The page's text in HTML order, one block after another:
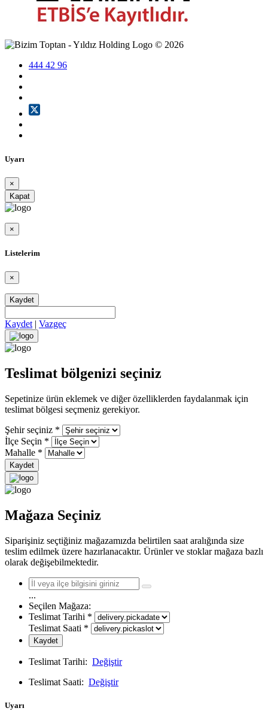
© 2026
444 42 96
Uyarı
×
Kapat
×
Listelerim
×
Kaydet
Kaydet | Vazgeç
Teslimat bölgenizi seçiniz
Sepetinize ürün eklemek ve diğer özelliklerden faydalanmak için
teslimat bölgesi seçmeniz gerekiyor.
Şehir seçiniz *
İlçe Seçin *
Mahalle *
Kaydet
Mağaza Seçiniz
Siparişiniz seçtiğiniz mağazamızda belirtilen saat aralığında size
teslim edilmek üzere hazırlanacaktır. Ürünler ve stoklar mağaza bazlı
olarak değişebilmektedir.
...
Seçilen Mağaza:
Teslimat Tarihi *
Teslimat Saati *
Kaydet
Teslimat Tarihi: Değiştir
Teslimat Saati: Değiştir
Uyarı